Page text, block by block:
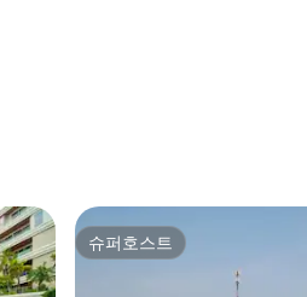
슈퍼호스트
슈퍼호스트